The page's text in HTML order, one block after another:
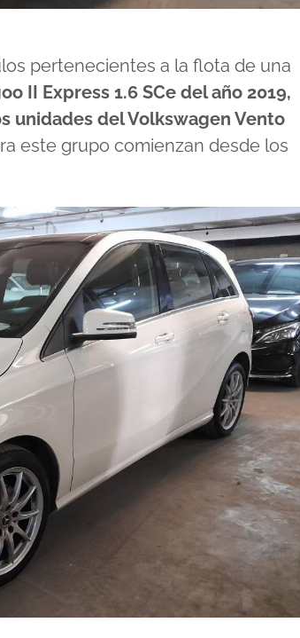
pertenecientes a la flota de una
II Express 1.6 SCe del año 2019,
unidades del Volkswagen Vento
este grupo comienzan desde los